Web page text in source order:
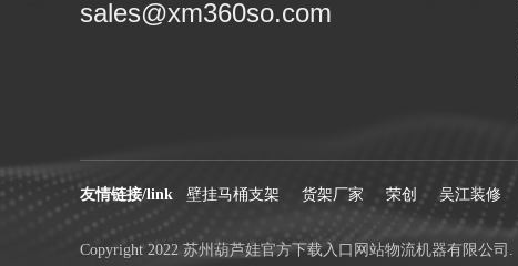
sales@xm360so.com
Copyright 2022 苏州葫芦娃官方下载入口网站物流机器有限公司.
友情链接/link 壁挂马桶支架 货架厂家 荣创 吴江装修